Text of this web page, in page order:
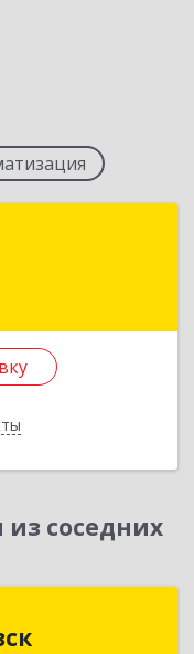
пом.1000, пом.3
соседних
Ижевск